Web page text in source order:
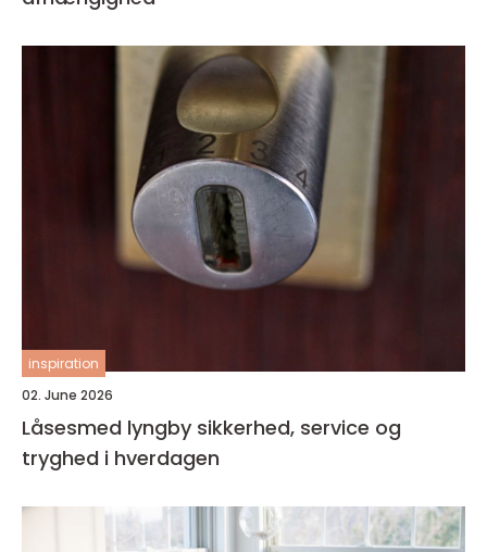
inspiration
02. June 2026
Låsesmed lyngby sikkerhed, service og
tryghed i hverdagen